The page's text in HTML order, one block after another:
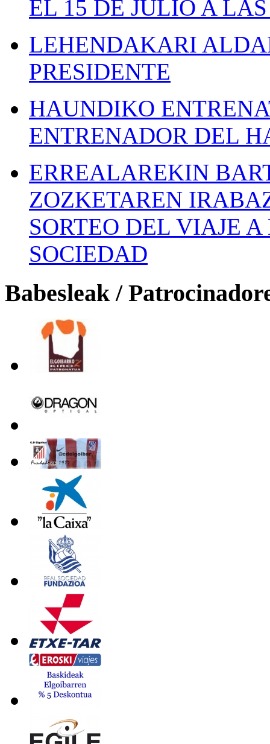
EL 15 DE JULIO A
LEHENDAKARI
PRESIDENTE
HAUNDIKO
ENTRENADOR DEL
ERREALAREKIN
ZOZKETAREN
SORTEO DEL VIAJE
SOCIEDAD
Babesleak /